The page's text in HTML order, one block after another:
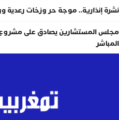
نشرة إنذارية.. موجة حر وزخات رعدية
مجلس المستشارين يصادق على مشروع
المباشر